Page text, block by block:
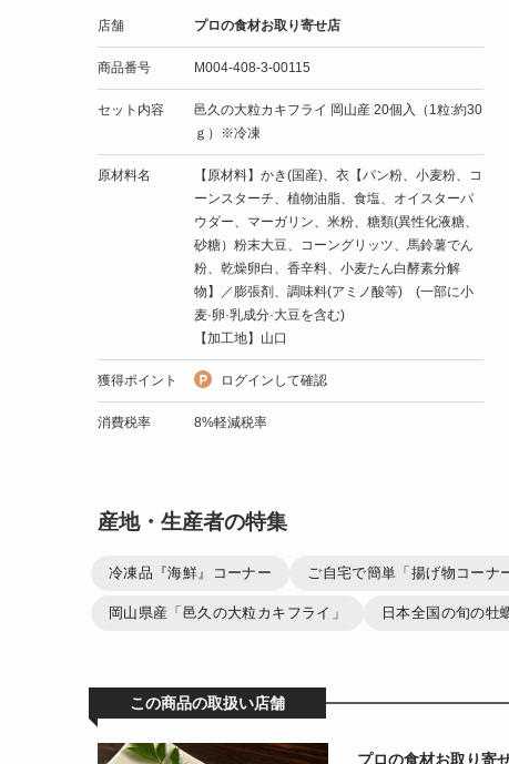
店舗 プロの食材お取り寄せ店
商品番号 M004-408-3-00115
セット内容
邑久の大粒カキフライ 岡山産 20個入（1粒:約30
ｇ）※冷凍
原材料名
【原材料】かき(国産)、衣【パン粉、小麦粉、コ
ーンスターチ、植物油脂、食塩、オイスターパ
ウダー、マーガリン、米粉、糖類(異性化液糖、
砂糖）粉末大豆、コーングリッツ、馬鈴薯でん
粉、乾燥卵白、香辛料、小麦たん白酵素分解
物】／膨張剤、調味料(アミノ酸等) (一部に小
麦·卵·乳成分·大豆を含む)
【加工地】山口
獲得ポイント ログインして確認
消費税率 8%軽減税率
産地・生産者の特集
冷凍品『海鮮』コーナー ご自宅で簡単「揚げ物コーナ
岡山県産「邑久の大粒カキフライ」 日本全国の旬の牡
この商品の取扱い店舗
プロの食材お取り寄